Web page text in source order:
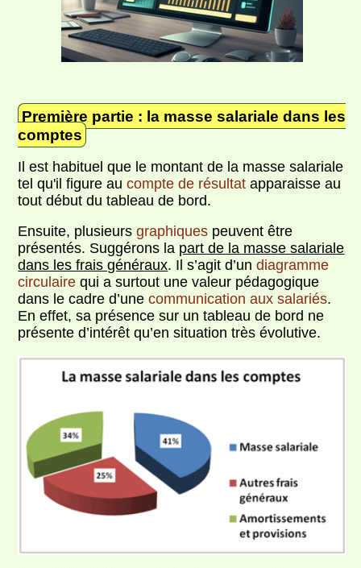
Première partie : la masse salariale dans les
comptes
Il est habituel que le montant de la masse salariale
tel qu'il figure aucompte de résultat apparaisse au
tout début du tableau de bord.
Ensuite, plusieursgraphiques peuvent être
présentés. Suggérons la part de la masse salariale
dans les frais généraux. Il s’agit d’undiagramme
circulaire qui a surtout une valeur pédagogique
dans le cadre d’unecommunication aux salariés.
En effet, sa présence sur un tableau de bord ne
présente d’intérêt qu’en situation très évolutive.